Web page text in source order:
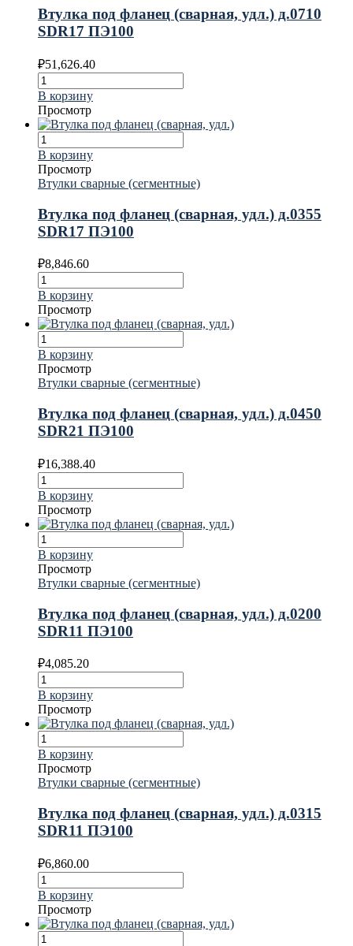
Втулка под фланец (сварная, удл.) д.0710
SDR17 ПЭ100
₽51,626.40
В корзину
Просмотр
В корзину
Просмотр
Втулки сварные (сегментные)
Втулка под фланец (сварная, удл.) д.0355
SDR17 ПЭ100
₽8,846.60
В корзину
Просмотр
В корзину
Просмотр
Втулки сварные (сегментные)
Втулка под фланец (сварная, удл.) д.0450
SDR21 ПЭ100
₽16,388.40
В корзину
Просмотр
В корзину
Просмотр
Втулки сварные (сегментные)
Втулка под фланец (сварная, удл.) д.0200
SDR11 ПЭ100
₽4,085.20
В корзину
Просмотр
В корзину
Просмотр
Втулки сварные (сегментные)
Втулка под фланец (сварная, удл.) д.0315
SDR11 ПЭ100
₽6,860.00
В корзину
Просмотр